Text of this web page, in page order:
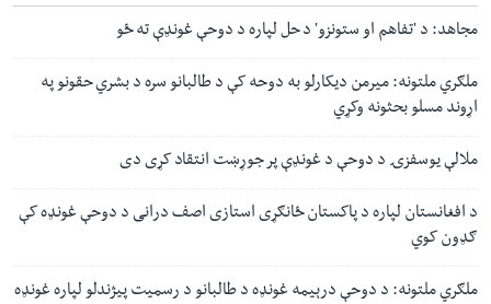
مجاهد: د 'تفاهم او ستونزو' د حل لپاره د دوحې غونډې ته ځو
ملګري ملتونه: میرمن دیکارلو به دوحه کې د طالبانو سره د بشري حقونو په
اړوند مسلو بحثونه وکړي
ملالې یوسفزۍ د دوحې د غونډې پر جوړښت انتقاد کړی دی
د افغانستان لپاره د پاکستان ځانګړی استازی اصف درانی د دوحې غونډه کې
ګډون کوي
ملګري ملتونه: د دوحې درېیمه غونډه د طالبانو د رسمیت پيژندلو لپاره غونډه